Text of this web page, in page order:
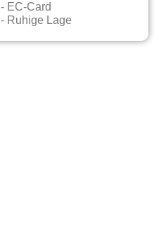
- EC-Card
- Ruhige Lage